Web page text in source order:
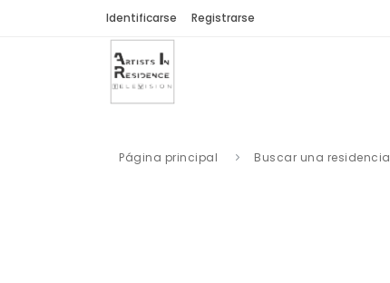
Identificarse Registrarse
Página principal Buscar una residencia